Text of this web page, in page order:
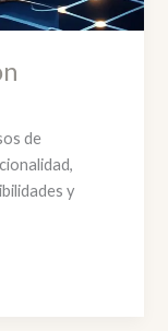
de
y